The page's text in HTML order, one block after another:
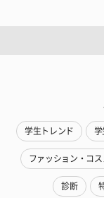
学生トレンド 学
ファッション・コス
診断